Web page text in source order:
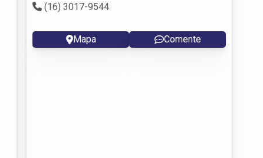
(16) 3017-9544
Mapa Comente